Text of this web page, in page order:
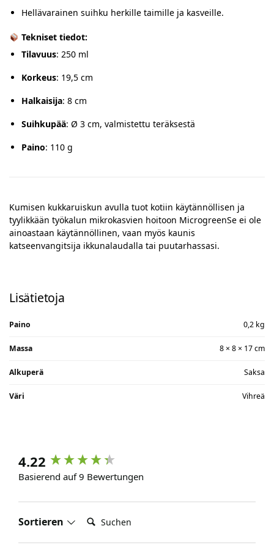
Hellävarainen suihku herkille taimille ja kasveille.
Tekniset tiedot:
Tilavuus: 250 ml
Korkeus: 19,5 cm
Halkaisija: 8 cm
Suihkupää: Ø 3 cm, valmistettu teräksestä
Paino: 110 g
Kumisen kukkaruiskun avulla tuot kotiin käytännöllisen ja
tyylikkään työkalun mikrokasvien hoitoon MicrogreenSe ei ole
ainoastaan ​​käytännöllinen, vaan myös kaunis
katseenvangitsija ikkunalaudalla tai puutarhassasi.
Lisätietoja
Paino 0,2 kg
Massa 8 × 8 × 17 cm
Alkuperä Saksa
Väri Vihreä
4.22
Basierend auf 9 Bewertungen
Sortieren Suchen: